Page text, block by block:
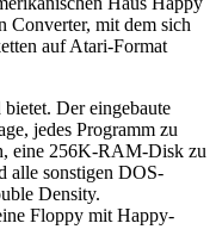
Converter, mit dem sich
auf Atari-Format
Der eingebaute
jedes Programm zu
eine 256K-RAM-Disk zu
alle sonstigen DOS-
Density.
Floppy mit Happy-